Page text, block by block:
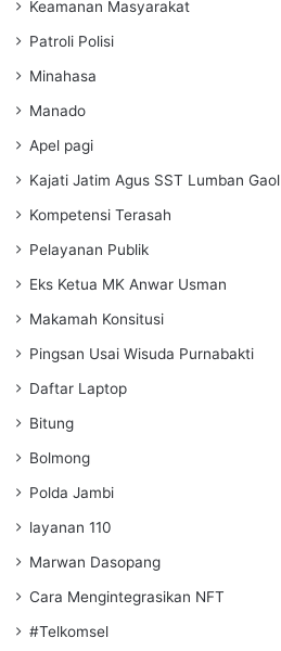
Keamanan Masyarakat
Patroli Polisi
Minahasa
Manado
Apel pagi
Kajati Jatim Agus SST Lumban Gaol
Kompetensi Terasah
Pelayanan Publik
Eks Ketua MK Anwar Usman
Makamah Konsitusi
Pingsan Usai Wisuda Purnabakti
Daftar Laptop
Bitung
Bolmong
Polda Jambi
layanan 110
Marwan Dasopang
Cara Mengintegrasikan NFT
#Telkomsel